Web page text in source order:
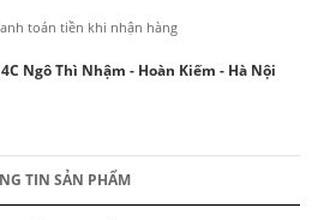
toán tiền khi nhận hàng
Ngô Thì Nhậm - Hoàn Kiếm - Hà Nội
TIN SẢN PHẨM